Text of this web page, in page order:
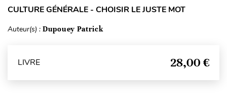
CULTURE GÉNÉRALE - CHOISIR LE JUSTE MOT
Auteur(s) : Dupouey Patrick
LIVRE 28,00 €